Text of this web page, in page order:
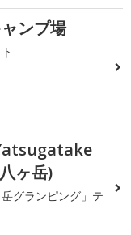
ンプ場
ヶ岳)
グランピング」テ